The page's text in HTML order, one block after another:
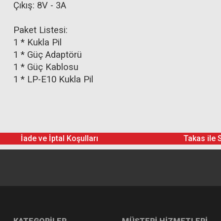
Çıkış: 8V - 3A
Paket Listesi:
1 * Kukla Pil
1 * Güç Adaptörü
1 * Güç Kablosu
1 * LP-E10 Kukla Pil
İade ve İptal Koşulları Takas ile